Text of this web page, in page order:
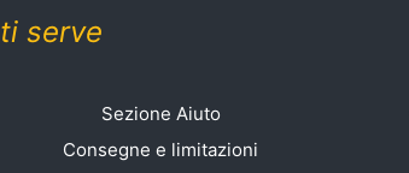
serve
Sezione Aiuto
Consegne e limitazioni